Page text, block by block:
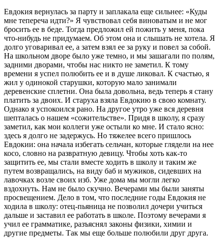
Евдокия вернулась за парту и заплакала еще сильнее: «Куды
мне тепереча идти?» Я чувствовал себя виноватым и не мог
бросить ее в беде. Тогда предложил ей пожить у меня, пока
что-нибудь не придумаем. Об этом она и слышать не хотела. Я
долго уговаривал ее, а затем взял ее за руку и повел за собой.
На школьном дворе было уже темно, и мы зашагали по полям,
задними дворами, чтобы нас никто не заметил. К тому
времени я успел полюбить ее и в душе ликовал. К счастью, я
жил у одинокой старушки, которую мало занимали
деревенские сплетни. Она была довольна, ведь теперь я стану
платить за двоих. И старуха взяла Евдокию в свою комнату.
Однако я успокоился рано. На другое утро уже вся деревня
шепталась о нашем «сожительстве». Придя в школу, я сразу
заметил, как мои коллеги уже остыли ко мне. И стало ясно:
здесь я долго не задержусь. Но тяжелее всего пришлось
Евдокии: она начала избегать сельчан, которые глядели на нее
косо, словно на развратную девицу. Чтобы хоть как-то
защитить ее, мы стали вместе ходить в школу и таким же
путем возвращались, на виду баб и мужиков, сидевших на
лавочках возле своих изб. Уже дома мы могли легко
вздохнуть. Нам не было скучно. Вечерами мы были заняты
просвещением. Дело в том, что последние годы Евдокия не
ходила в школу: отец-пьяница не позволил дочери учиться
дальше и заставил ее работать в школе. Поэтому вечерами я
учил ее грамматике, разъяснял законы физики, химии и
другие предметы. Так мы еще больше полюбили друг друга.